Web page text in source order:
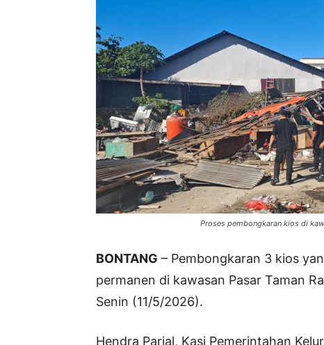
Proses pembongkaran kios di
BONTANG – Pembongkaran 3 kios
permanen di kawasan Pasar Taman
Senin (11/5/2026).
Hendra Parial, Kasi Pemerintahan